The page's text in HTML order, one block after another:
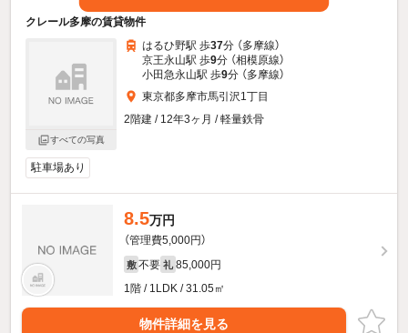
クレール多摩の賃貸物件
すべての写真
はるひ野駅 歩37分 （多摩線）
京王永山駅 歩9分 （相模原線）
小田急永山駅 歩9分 （多摩線）
東京都多摩市馬引沢1丁目
2階建 / 12年3ヶ月 / 軽量鉄骨
駐車場あり
8.5万円
（管理費5,000円）
敷 不要 礼 85,000円
1階 / 1LDK / 31.05㎡
物件詳細を見る